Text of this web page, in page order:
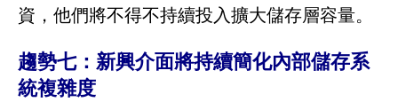
資，他們將不得不持續投入擴大儲存層容量。
趨勢七：新興介面將持續簡化內部儲存系
統複雜度